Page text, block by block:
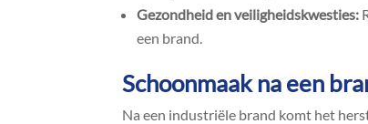
Gezondheid en veiligheidskwesties:
een brand.​
Schoonmaak na een
Na een industriële brand komt het